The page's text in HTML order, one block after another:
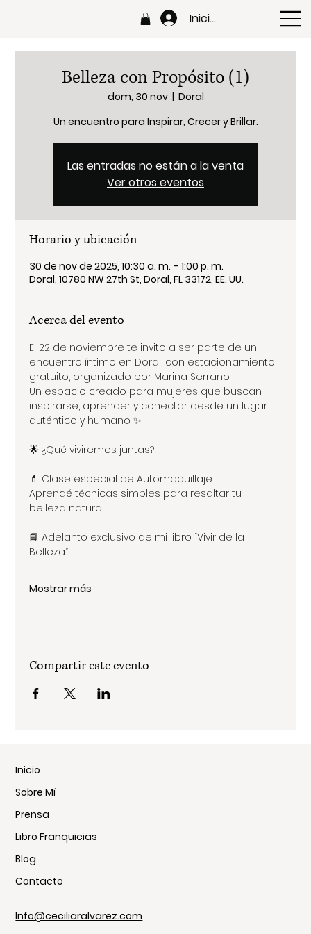
Iniciar sesión
Belleza con Propósito (1)
dom, 30 nov
  |
Doral
Un encuentro para Inspirar, Crecer y Brillar.
Las entradas no están a la venta
Ver otros eventos
Horario y ubicación
30 de nov de 2025, 10:30 a. m. – 1:00 p. m.
Doral, 10780 NW 27th St, Doral, FL 33172, EE. UU.
Acerca del evento
El 22 de noviembre te invito a ser parte de un
encuentro íntimo en Doral, con estacionamiento
gratuito, organizado por Marina Serrano.
Un espacio creado para mujeres que buscan
inspirarse, aprender y conectar desde un lugar
auténtico y humano ✨
🌟 ¿Qué viviremos juntas?
💄 Clase especial de Automaquillaje
Aprendé técnicas simples para resaltar tu
belleza natural.
📘 Adelanto exclusivo de mi libro “Vivir de la
Belleza”
Mostrar más
Compartir este evento
Inicio
Sobre Mí
Prensa
Libro Franquicias
Blog
Contacto
Info@ceciliaralvarez.com